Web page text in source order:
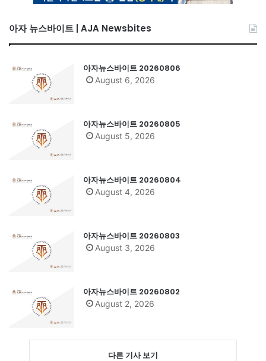
아자 뉴스바이트 | AJA Newsbites
아자뉴스바이트 20260806
August 6, 2026
아자뉴스바이트 20260805
August 5, 2026
아자뉴스바이트 20260804
August 4, 2026
아자뉴스바이트 20260803
August 3, 2026
아자뉴스바이트 20260802
August 2, 2026
다른 기사 보기